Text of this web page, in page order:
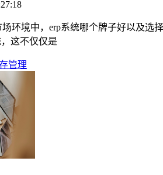
环境中，erp系统哪个牌子好以及选
这不仅仅是
管理